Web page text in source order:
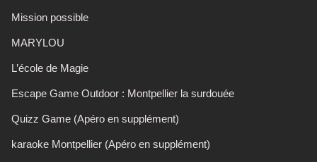
Mission possible
MARYLOU
L’école de Magie
Escape Game Outdoor : Montpellier la surdouée
Quizz Game (Apéro en supplément)
karaoke Montpellier (Apéro en supplément)